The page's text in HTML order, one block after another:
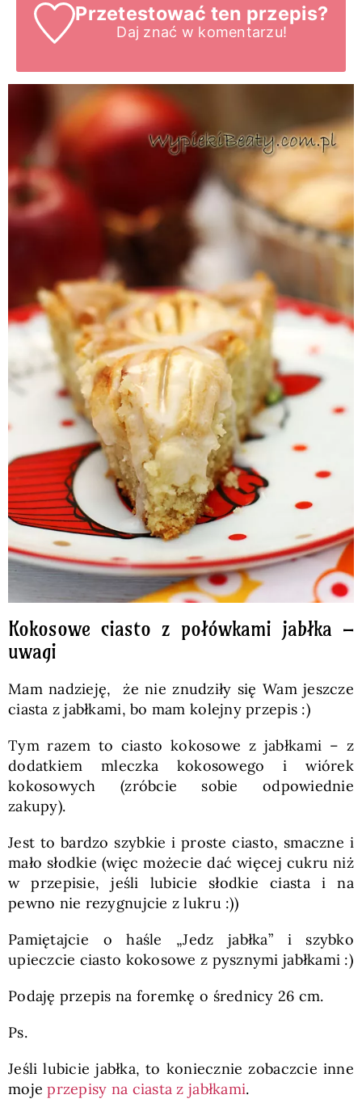
Przetestować ten przepis?
Daj znać w komentarzu!
Kokosowe ciasto z połówkami jabłka –
uwagi
Mam nadzieję, że nie znudziły się Wam jeszcze
ciasta z jabłkami, bo mam kolejny przepis :)
Tym razem to ciasto kokosowe z jabłkami – z
dodatkiem mleczka kokosowego i wiórek
kokosowych (zróbcie sobie odpowiednie
zakupy).
Jest to bardzo szybkie i proste ciasto, smaczne i
mało słodkie (więc możecie dać więcej cukru niż
w przepisie, jeśli lubicie słodkie ciasta i na
pewno nie rezygnujcie z lukru :))
Pamiętajcie o haśle „Jedz jabłka” i szybko
upieczcie ciasto kokosowe z pysznymi jabłkami :)
Podaję przepis na foremkę o średnicy 26 cm.
Ps.
Jeśli lubicie jabłka, to koniecznie zobaczcie inne
mojeprzepisy na ciasta z jabłkami.